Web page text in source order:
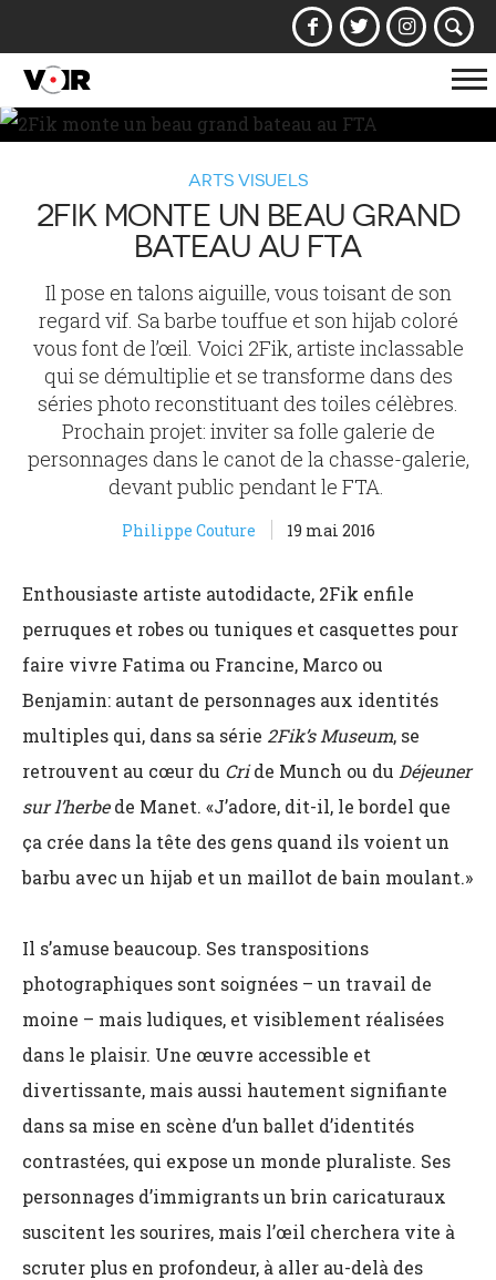
la
ARTS VISUELS
2FIK MONTE UN BEAU GRAND
BATEAU AU FTA
Il pose en talons aiguille, vous toisant de son
regard vif. Sa barbe touffue et son hijab coloré
vous font de l’œil. Voici 2Fik, artiste inclassable
qui se démultiplie et se transforme dans des
séries photo reconstituant des toiles célèbres.
Prochain projet: inviter sa folle galerie de
personnages dans le canot de la chasse-galerie,
devant public pendant le FTA.
Philippe Couture 19 mai 2016
Enthousiaste artiste autodidacte, 2Fik enfile
perruques et robes ou tuniques et casquettes pour
faire vivre Fatima ou Francine, Marco ou
Benjamin: autant de personnages aux identités
multiples qui, dans sa série 2Fik’s Museum, se
retrouvent au cœur du Cride Munch ou du Déjeuner
sur l’herbede Manet. «J’adore, dit-il, le bordel que
ça crée dans la tête des gens quand ils voient un
barbu avec un hijab et un maillot de bain moulant.»
Il s’amuse beaucoup. Ses transpositions
photographiques sont soignées – un travail de
moine – mais ludiques, et visiblement réalisées
dans le plaisir. Une œuvre accessible et
divertissante, mais aussi hautement signifiante
dans sa mise en scène d’un ballet d’identités
contrastées, qui expose un monde pluraliste. Ses
personnages d’immigrants un brin caricaturaux
suscitent les sourires, mais l’œil cherchera vite à
scruter plus en profondeur, à aller au-delà des